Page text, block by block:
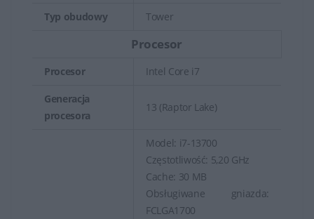
Typ obudowy Tower
Procesor
Procesor Intel Core i7
Generacja
procesora
13 (Raptor Lake)
Model: i7-13700
Częstotliwość: 5,20 GHz
Cache: 30 MB
Obsługiwane gniazda:
FCLGA1700